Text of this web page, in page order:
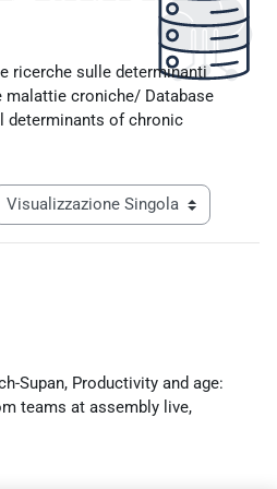
ricerche sulle determinanti
croniche/ Database
determinants of chronic
terziaria modalità
Supan, Productivity and age:
teams at assembly live,